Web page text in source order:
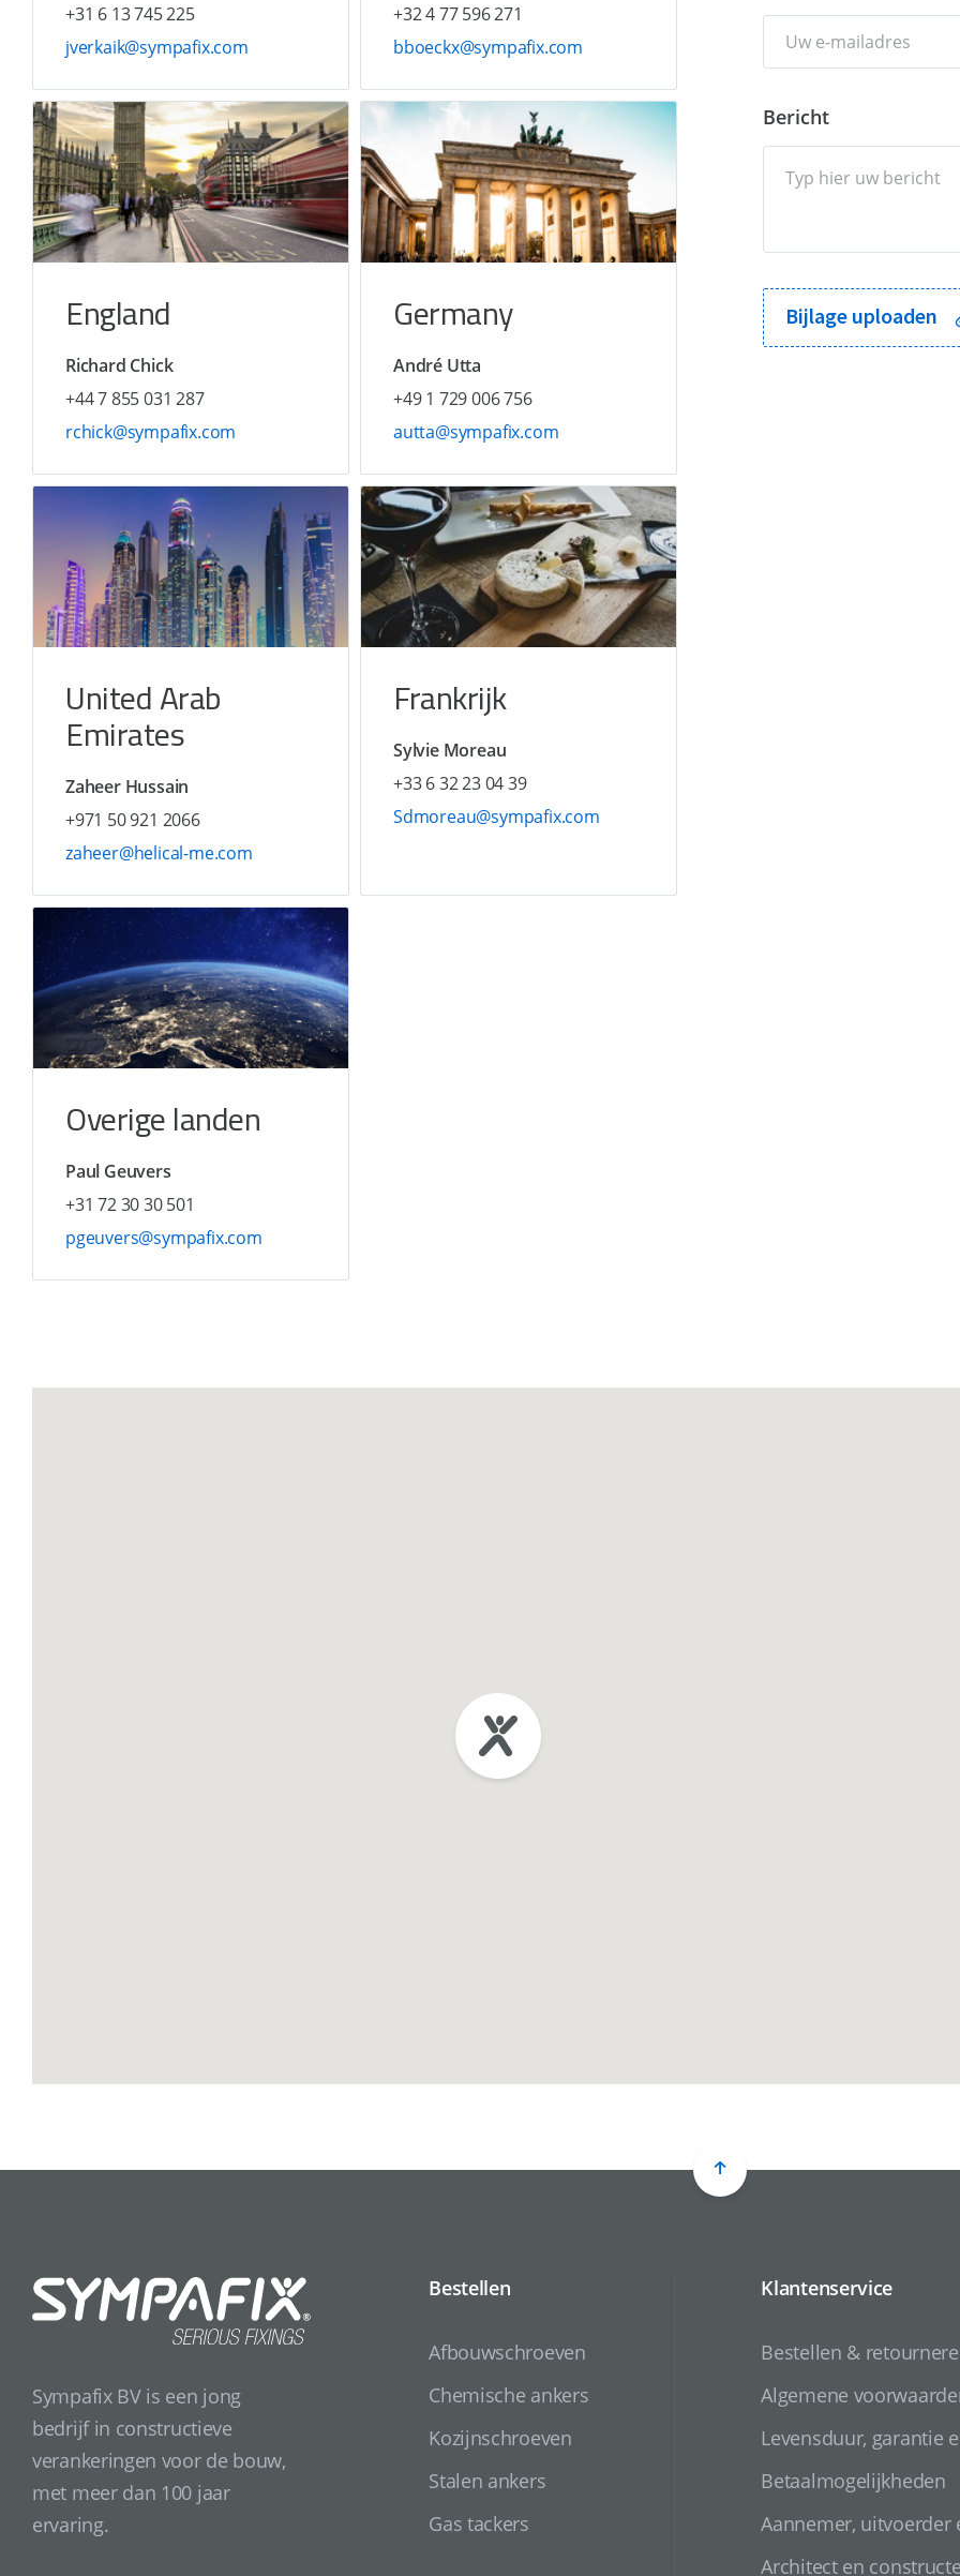
+31 6 13 745 225
jverkaik@sympafix.com
+32 4 77 596 271
bboeckx@sympafix.com
England
Richard Chick
+44 7 855 031 287
rchick@sympafix.com
Germany
André Utta
+49 1 729 006 756
autta@sympafix.com
United Arab
Emirates
Zaheer Hussain
+971 50 921 2066
zaheer@helical-me.com
Frankrijk
Sylvie Moreau
+33 6 32 23 04 39
Sdmoreau@sympafix.com
Overige landen
Paul Geuvers
+31 72 30 30 501
pgeuvers@sympafix.com
Bericht
Bijlage uploaden
middlename:
Sympafix BV is een jong
bedrijf in constructieve
verankeringen voor de bouw,
met meer dan 100 jaar
ervaring.
Bestellen
Afbouwschroeven
Chemische ankers
Kozijnschroeven
Stalen ankers
Gas tackers
Klantenservice
Bestellen &
Algemene
Levensduur, garantie
Betaalmogelijkheden
Aannemer, uitvoerder
Architect en